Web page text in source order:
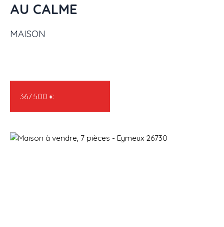
AU CALME
MAISON
367 500 €